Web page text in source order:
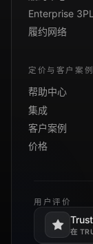
Enterprise 3PL
履约网络
定价与客户案例
帮助中心
集成
客户案例
价格
用户评价
在
在新标签